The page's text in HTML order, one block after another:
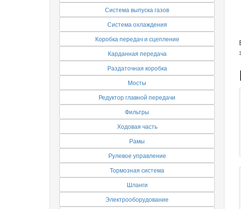
Система выпуска газов
Система охлаждения
Коробка передач и сцепление
Карданная передача
Раздаточная коробка
Мосты
Редуктор главной передачи
Фильтры
Ходовая часть
Рамы
Рулевое управление
Тормозная система
Шланги
Электрооборудование